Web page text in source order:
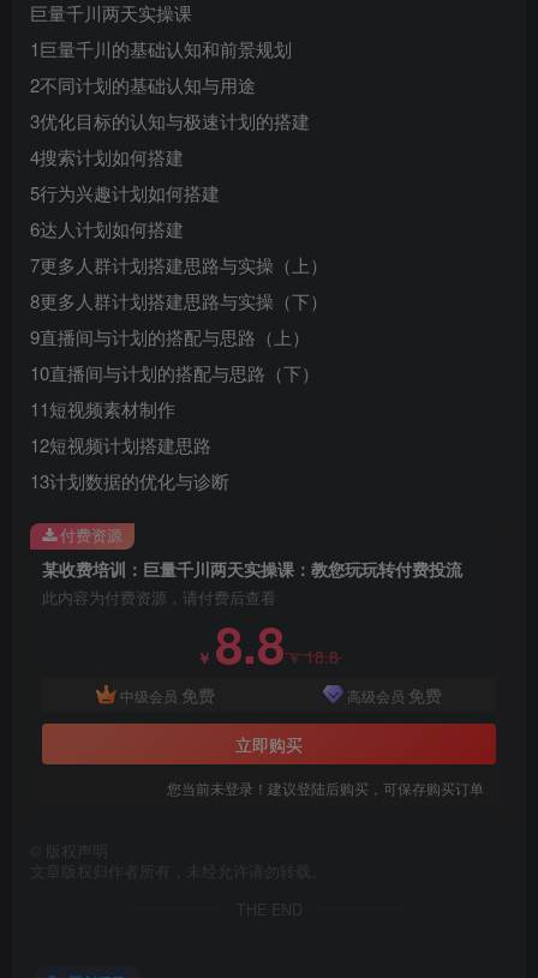
巨量千川两天实操课
1巨量千川的基础认知和前景规划
2不同计划的基础认知与用途
3优化目标的认知与极速计划的搭建
4搜索计划如何搭建
5行为兴趣计划如何搭建
6达人计划如何搭建
7更多人群计划搭建思路与实操（上）
8更多人群计划搭建思路与实操（下）
9直播间与计划的搭配与思路（上）
10直播间与计划的搭配与思路（下）
11短视频素材制作
12短视频计划搭建思路
13计划数据的优化与诊断
某收费培训：巨量千川两天实操课：教您玩玩转付费投流
此内容为付费资源，请付费后查看
￥ 8.8￥18.8
中级会员 免费 高级会员 免费
立即购买
您当前未登录！建议登陆后购买，可保存购买订单
付费资源
版权声明
文章版权归作者所有，未经允许请勿转载。
THE END